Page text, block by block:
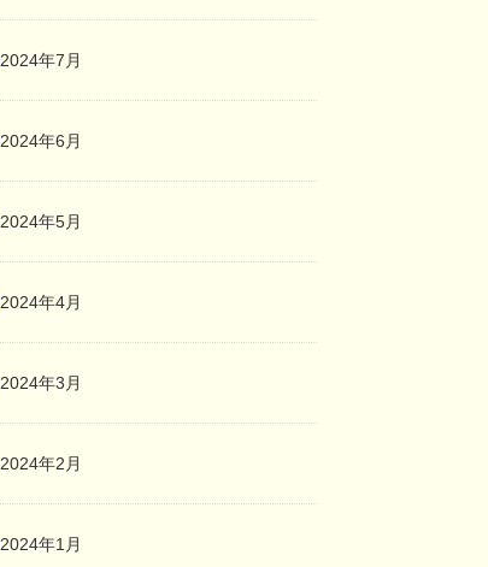
2024年7月
2024年6月
2024年5月
2024年4月
2024年3月
2024年2月
2024年1月